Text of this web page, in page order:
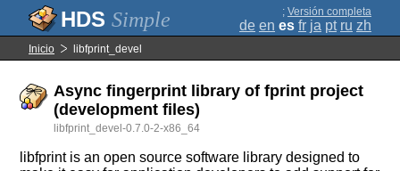
Simple ; Versión completa
de en es fr ja pt ru zh
Inicio libfprint_devel
Async fingerprint library of fprint project
(development files)
libfprint_devel-0.7.0-2-x86_64
libfprint is an open source software library designed to